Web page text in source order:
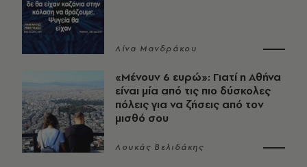
Λίνα Μανδράκου
«Μένουν 6 ευρώ»: Γιατί η Αθήνα
είναι μία από τις πιο δύσκολες
πόλεις για να ζήσεις από τον
μισθό σου
Λουκάς Βελιδάκης